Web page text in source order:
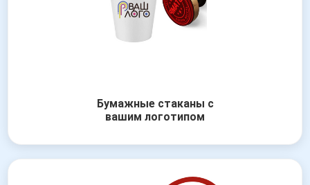
Бумажные стаканы с
вашим логотипом